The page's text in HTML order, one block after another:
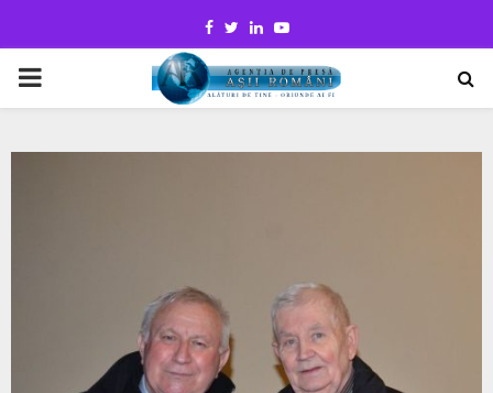
Facebook
TwitterLinkedinYoutube
PRIMARY